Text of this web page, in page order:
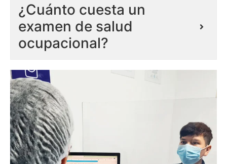
¿Cuánto cuesta un
examen de salud
ocupacional?